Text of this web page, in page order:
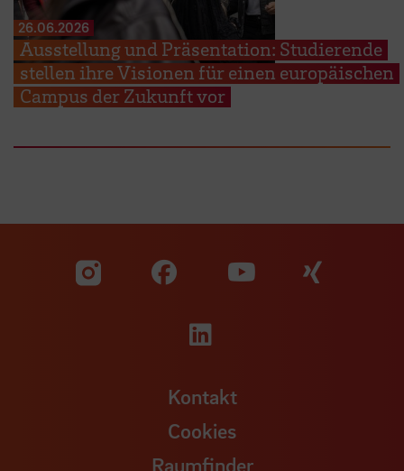
26.06.2026
Ausstellung und Präsentation: Studierende
stellen ihre Visionen für einen europäischen
Campus der Zukunft vor
Zu unserer Facebook
Zu
Zu unserer
Kontakt
Cookies
Raumfinder